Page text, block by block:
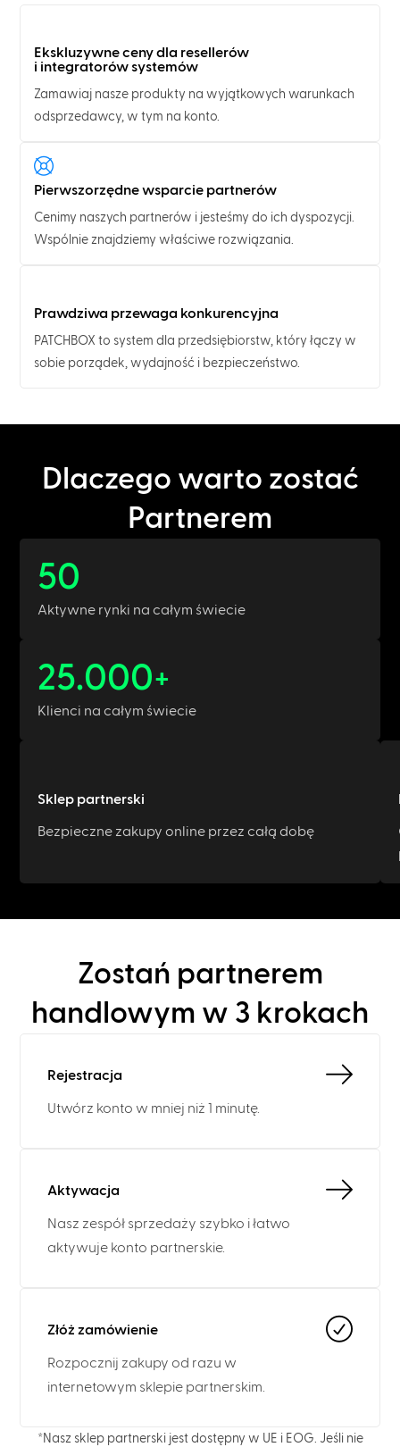
Ekskluzywne ceny dla resellerów
i integratorów systemów
Zamawiaj nasze produkty na wyjątkowych warunkach
odsprzedawcy, w tym na konto.
Pierwszorzędne wsparcie partnerów
Cenimy naszych partnerów i jesteśmy do ich dyspozycji.
Wspólnie znajdziemy właściwe rozwiązania.
Prawdziwa przewaga konkurencyjna
PATCHBOX to system dla przedsiębiorstw, który łączy w
sobie porządek, wydajność i bezpieczeństwo.
Dlaczego warto zostać
Partnerem
Aktywne rynki na całym świecie
50
Klienci na całym świecie
25.000+
Sklep partnerski
Bezpieczne zakupy online przez całą dobę
Zostań partnerem
handlowym w 3 krokach
Rejestracja
Utwórz konto w mniej niż 1 minutę.
Aktywacja
Nasz zespół sprzedaży szybko i łatwo
aktywuje konto partnerskie.
Złóż zamówienie
Rozpocznij zakupy od razu w
internetowym sklepie partnerskim.
*Nasz sklep partnerski jest dostępny w UE i EOG. Jeśli nie